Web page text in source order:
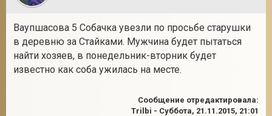
Ваупшасова 5 Собачка увезли по просьбе старушки
в деревню за Стайками. Мужчина будет пытаться
найти хозяев, в понедельник-вторник будет
известно как соба ужилась на месте.
Сообщение отредактировала:
Trilbi - Суббота, 21.11.2015, 21:01